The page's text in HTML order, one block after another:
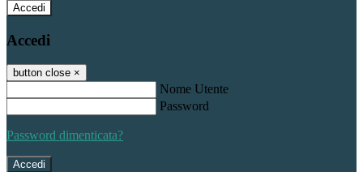
Accedi
Accedi
button close ×
Nome Utente
Password
Password dimenticata?